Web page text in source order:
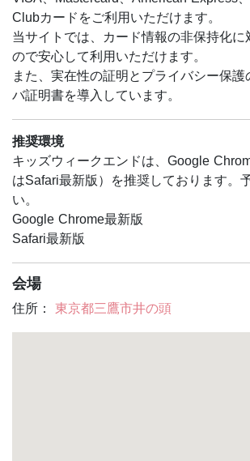
NACOT（自然観察指導員東京連絡会）
研究会会員
Clubカードをご利用いただけます。
当サイトでは、カード情報の非保持化
ので安心して利用いただけます。
また、実在性の証明とプライバシー保
バ証明書を導入しています。
推奨環境
キッズウィークエンドは、Google
はSafari最新版）を推奨しております。
い。
Google Chrome最新版
Safari最新版
会場
住所： 東京都三鷹市井の頭